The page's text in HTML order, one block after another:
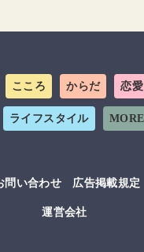
こころ からだ 恋愛
ライフスタイル
問い合わせ 広告掲載規定
運営会社